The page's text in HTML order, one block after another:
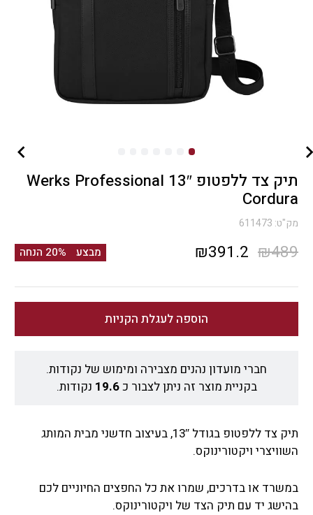
תיק צד ללפטופ 13″ Werks Professional
Cordura
מק"ט: 611473
₪489
המחיר
היה:
₪391.2
הוא:
₪391.2.
מבצע 20% הנחה
הוספה לעגלת הקניות
חברי מועדון נהנים מצבירה ומימוש של נקודות.
בקניית מוצר זה ניתן לצבור כ19.6 נקודות.
תיק צד ללפטופ בגודל 13″, בעיצוב חדשני מבית המותג
השוויצרי ויקטורינוקס.
במשרד או בדרכים, שמרו את כל החפצים החיוניים לכם
בהישג יד עם תיק הצד של ויקטורינוקס.